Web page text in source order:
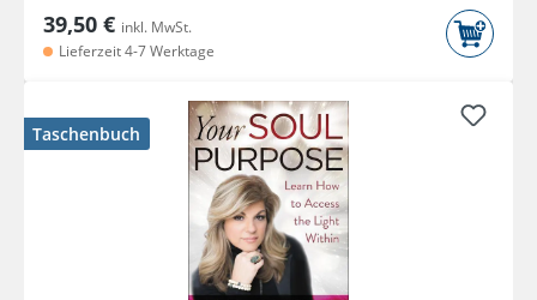
39,50 € inkl. MwSt.
Lieferzeit 4-7 Werktage
Taschenbuch